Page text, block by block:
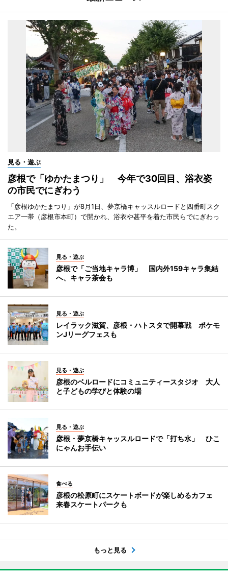
見る・遊ぶ
彦根で「ゆかたまつり」 今年で30回目、浴衣姿
の市民でにぎわう
「彦根ゆかたまつり」が8月1日、夢京橋キャッスルロードと四番町スク
エア一帯（彦根市本町）で開かれ、浴衣や甚平を着た市民らでにぎわっ
た。
見る・遊ぶ
彦根で「ご当地キャラ博」 国内外159キャラ集結
へ、キャラ茶会も
見る・遊ぶ
レイラック滋賀、彦根・ハトスタで開幕戦 ポケモ
ンJリーグフェスも
見る・遊ぶ
彦根のベルロードにコミュニティースタジオ 大人
と子どもの学びと体験の場
見る・遊ぶ
彦根・夢京橋キャッスルロードで「打ち水」 ひこ
にゃんお手伝い
食べる
彦根の松原町にスケートボードが楽しめるカフェ
来春スケートパークも
もっと見る